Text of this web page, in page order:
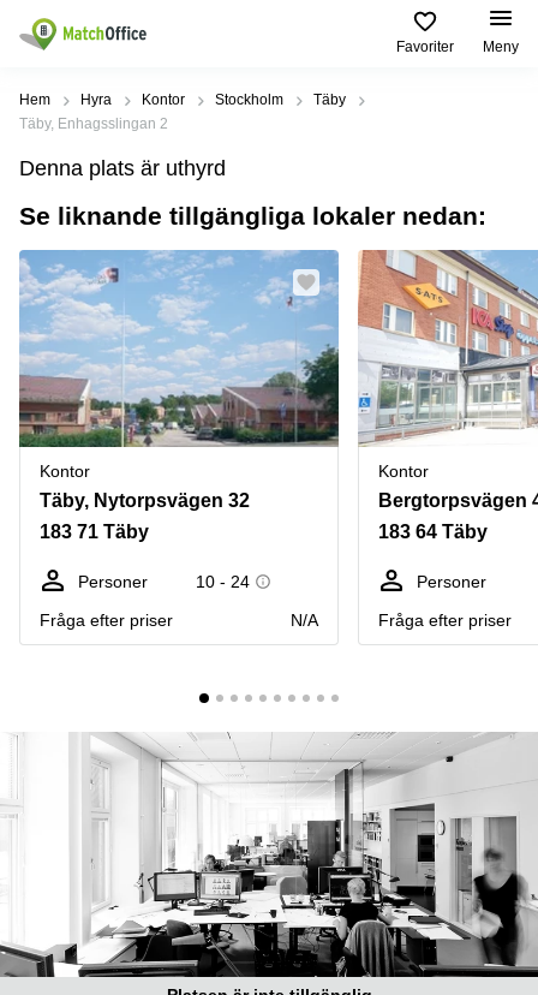
Favoriter Meny
Hyra / hyra ut
Kategorier
Kontor
Kontorshotell
Coworking
space
Lagerlokaler
Industrilokaler
Butikslokaler
Verkstad
Mötesrum
kontor
Populära
Städer
Stockholm
Göteborg
Malmö
Uppsala
Norrköping
Östermalm
Skåne
Älvsjö
Vasastan
Populära
sökningar
Kontorshotell
Stockholm
Hyra lokal
Stockholm
Kontorshotell
Göteborg
Coworking
Stockholm
Kontorshotell
Malmö
Coworking
Malmö
Lediga
Hisingen
Hägersten
Hjälp
Om oss
Bli hyresvärd
Pris
Logga in
Hem Hyra Kontor Stockholm
Täby
Täby, Enhagsslingan 2
Denna plats är uthyrd
Se liknande tillgängliga lokaler nedan:
Kontor
Täby, Nytorpsvägen 32
183 71 Täby
Personer
10 - 24
Fråga efter priser
N/A
Kontor
Bergtorpsvägen
183 64 Täby
Personer
Fråga efter priser